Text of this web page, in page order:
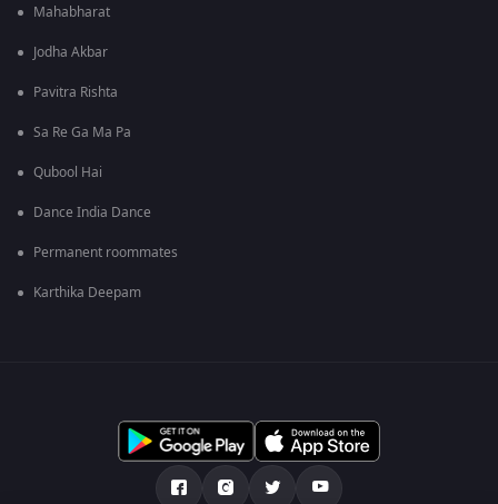
Mahabharat
Jodha Akbar
Pavitra Rishta
Sa Re Ga Ma Pa
Qubool Hai
Dance India Dance
Permanent roommates
Karthika Deepam